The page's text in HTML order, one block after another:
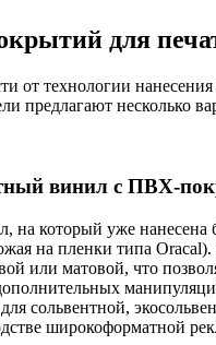
для
от технологии
предлагают несколько
винил с ПВХ-
на который уже нанесена
на пленки типа
или матовой, что
сольвентной,
широкоформатной